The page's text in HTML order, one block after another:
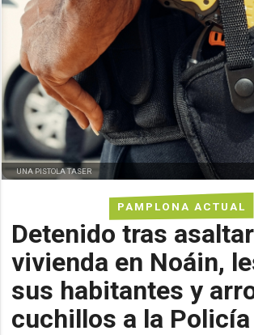
PAMPLONA ACTUAL
Detenido tras
vivienda en Noáin,
sus habitantes y
cuchillos a la Policía
UNA PISTOLA TASER